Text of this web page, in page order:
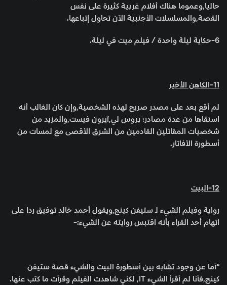
حاليا,وعموما هناك أفلام غربية كثيرة على نفس
القصة,والمسلسلات الأجنبية الآن تحاول إتباعها.
6-حكاية ليلة واحدة / فيلم ميت في ليلة.
11-الكاهن الأخير
لم أقع بعد على مصدر صريح لهذه الشخصية,وإن كان الغالب أنه
استقاها من عدة مصادر؛ بروس لي,آيرون فيست,والمزيد من
شخصيات المقاتلين القادمين من الشرق الأقصى مع لمسات من
أسطورة الأفاتار.
12-البيت
رواية وفيلم الشيء لـ ستيفن كينج,ويقول أحمد خالد توفيق ردا على
اتهام أحد القراء بأنه اقتبس روايته عن الشيء:-
“أما عن وجود تشابه بين أسطورة البيت والشيء قصة ستيفن
كينج,فأنا لم أقرأ الشيء IT, لكني شاهدت الفيلم وقرأت ما كتب عنها.